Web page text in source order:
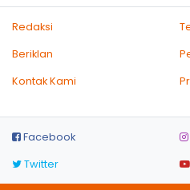
Redaksi
Beriklan
Kontak Kami
Facebook
Twitter